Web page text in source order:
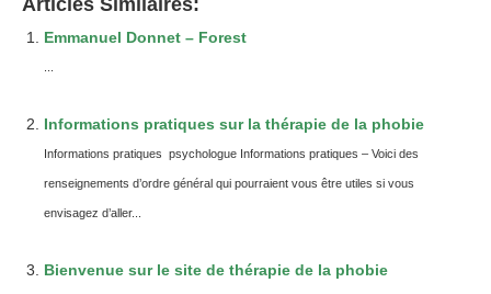
Articles Similaires:
Emmanuel Donnet – Forest
Informations pratiques sur la thérapie de la phobie
Informations pratiques psychologue Informations pratiques – Voici des
renseignements d’ordre général qui pourraient vous être utiles si vous
envisagez d’aller...
Bienvenue sur le site de thérapie de la phobie